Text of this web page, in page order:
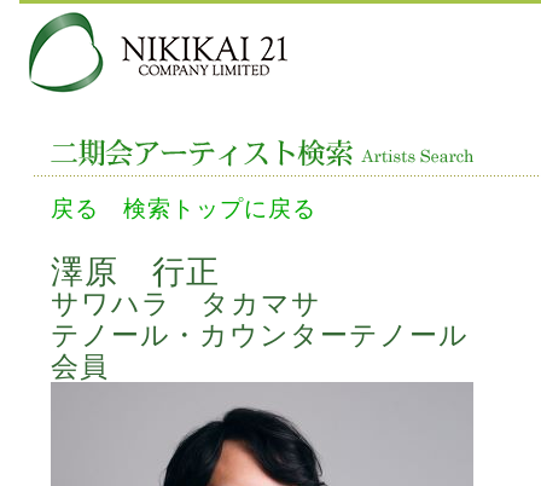
戻る 検索トップに戻る
澤原 行正
サワハラ タカマサ
テノール・カウンターテノール
会員